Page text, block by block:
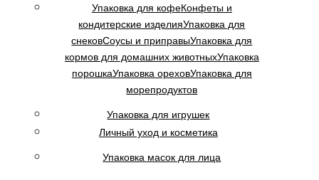
Упаковка для кофеКонфеты и
кондитерские изделияУпаковка для
снековСоусы и приправыУпаковка для
кормов для домашних животныхУпаковка
порошкаУпаковка ореховУпаковка для
морепродуктов
Упаковка для игрушек
Личный уход и косметика
Упаковка масок для лица